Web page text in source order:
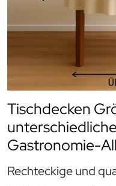
Tischdecken
Gastronomie-
Rechteckige und